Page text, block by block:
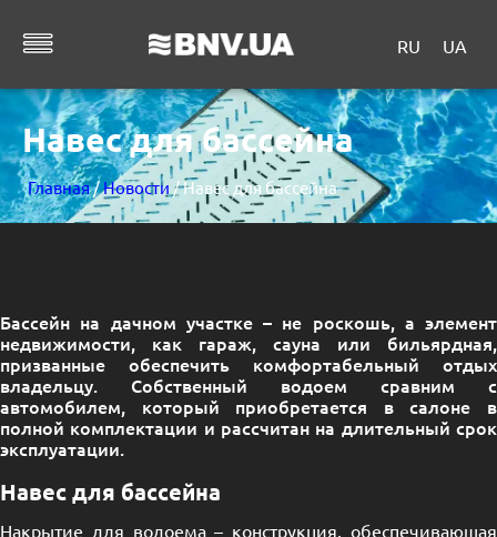
RU UA
Навес для бассейна
Главная/Новости / Навес для бассейна
Бассейн на дачном участке – не роскошь, а элемент
недвижимости, как гараж, сауна или бильярдная,
призванные обеспечить комфортабельный отдых
владельцу. Собственный водоем сравним с
автомобилем, который приобретается в салоне в
полной комплектации и рассчитан на длительный срок
эксплуатации.
Навес для бассейна
Накрытие для водоема – конструкция, обеспечивающая